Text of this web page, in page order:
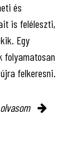
és
is feléleszti,
Egy
folyamatosan
felkeresni.